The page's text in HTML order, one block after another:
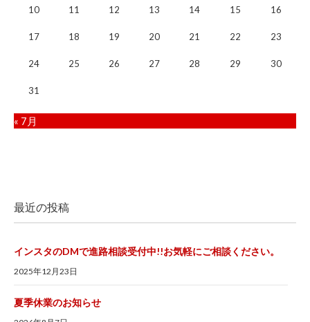
10 11 12 13 14 15 16
17 18 19 20 21 22 23
24 25 26 27 28 29 30
31
« 7月
最近の投稿
インスタのDMで進路相談受付中!!お気軽にご相談ください。
2025年12月23日
夏季休業のお知らせ